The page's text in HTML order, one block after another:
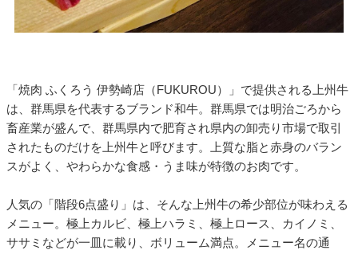
「焼肉 ふくろう 伊勢崎店（FUKUROU）」で提供される上州牛
は、群馬県を代表するブランド和牛。群馬県では明治ごろから
畜産業が盛んで、群馬県内で肥育され県内の卸売り市場で取引
されたものだけを上州牛と呼びます。上質な脂と赤身のバラン
スがよく、やわらかな食感・うま味が特徴のお肉です。
人気の「階段6点盛り」は、そんな上州牛の希少部位が味わえる
メニュー。極上カルビ、極上ハラミ、極上ロース、カイノミ、
ササミなどが一皿に載り、ボリューム満点。メニュー名の通